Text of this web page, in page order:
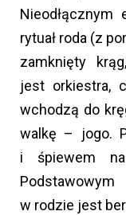
rytuał roda (z
zamknięty
jest orkiestra,
wchodzą do
walkę – jogo.
i śpiewem
w rodzie jest